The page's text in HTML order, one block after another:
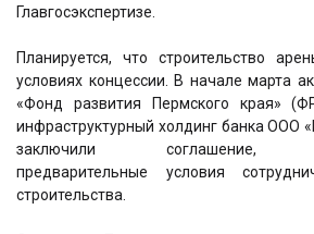
Главгосэкспертизе.
Планируется, что строительство
условиях концессии. В начале марта
«Фонд развития Пермского края»
инфраструктурный холдинг банка ООО
заключили соглашение,
предварительные условия
строительства.